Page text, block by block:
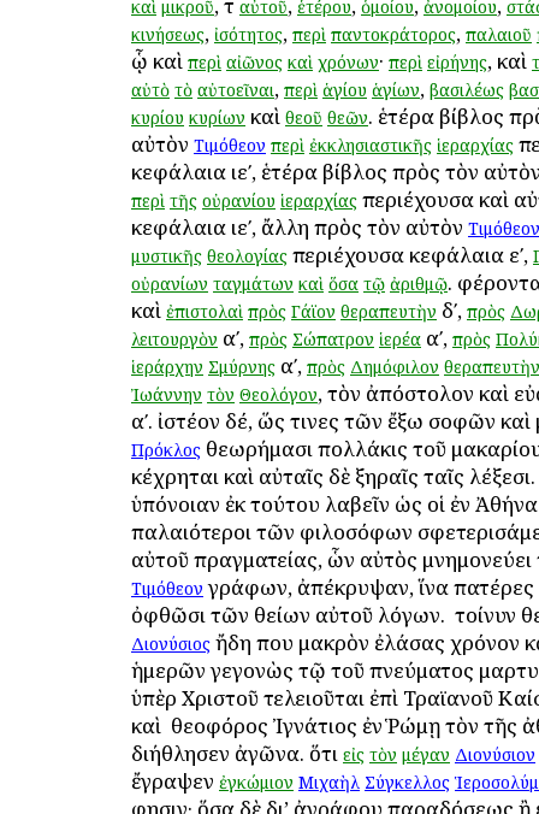
καὶ μικροῦ αὐτοῦ ἑτέρου ὁμοίου ἀνομοίου
κινήσεως, ἰσότητος, περὶ παντοκράτορος, παλαιοῦ
ᾧ καὶ περὶ αἰῶνος καὶ χρόνων· περὶ εἰρήνης, καὶ
αὐτὸ τὸ αὐτοεῖναι, περὶ ἁγίου ἁγίων, βασιλέως
κυρίου κυρίων καὶ θεοῦ θεῶν. ἑτέρα βίβλος
αὐτὸν Τιμόθεον περὶ ἐκκλησιαστικῆς ἱεραρχίας
κεφάλαια ιεʹ, ἑτέρα βίβλος πρὸς τὸν
περὶ τῆς οὐρανίου ἱεραρχίας περιέχουσα καὶ
κεφάλαια ιεʹ, ἄλλη πρὸς τὸν αὐτὸν Τιμόθεον
μυστικῆς θεολογίας περιέχουσα κεφάλαια εʹ,
οὐρανίων ταγμάτων καὶ ὅσα τῷ ἀριθμῷ.
καὶ ἐπιστολαὶ πρὸς Γάϊον θεραπευτὴν δʹ, πρὸς
λειτουργὸν αʹ, πρὸς Σώπατρον ἱερέα αʹ, πρὸς
ἱεράρχην Σμύρνης αʹ, πρὸς Δημόφιλον θεραπευτὴν
Ἰωάννην τὸν Θεολόγον, τὸν ἀπόστολον καὶ
αʹ. ἰστέον δέ, ὥς τινες τῶν ἔξω σοφῶν καὶ
Πρόκλος θεωρήμασι πολλάκις τοῦ
κέχρηται καὶ αὐταῖς δὲ ξηραῖς ταῖς λέξεσι.
ὑπόνοιαν ἐκ τούτου λαβεῖν ὡς οἱ ἐν
παλαιότεροι τῶν φιλοσόφων
αὐτοῦ πραγματείας, ὧν αὐτὸς
Τιμόθεον γράφων, ἀπέκρυψαν, ἵνα πατέρες
ὀφθῶσι τῶν θείων αὐτοῦ λόγων. ὁ τοίνυν
Διονύσιος ἤδη που μακρὸν ἐλάσας χρόνον
ἡμερῶν γεγονὼς τῷ τοῦ πνεύματος
ὑπὲρ Χριστοῦ τελειοῦται ἐπὶ Τραϊανοῦ
καὶ ὁ θεοφόρος Ἰγνάτιος ἐν Ῥώμῃ τὸν τῆς
διήθλησεν ἀγῶνα. ὅτι εἰς τὸν μέγαν Διονύσιον
ἔγραψεν ἐγκώμιον Μιχαὴλ Σύγκελλος
φησιν· ὅσα δὲ δι’ ἀγράφου παραδόσεως